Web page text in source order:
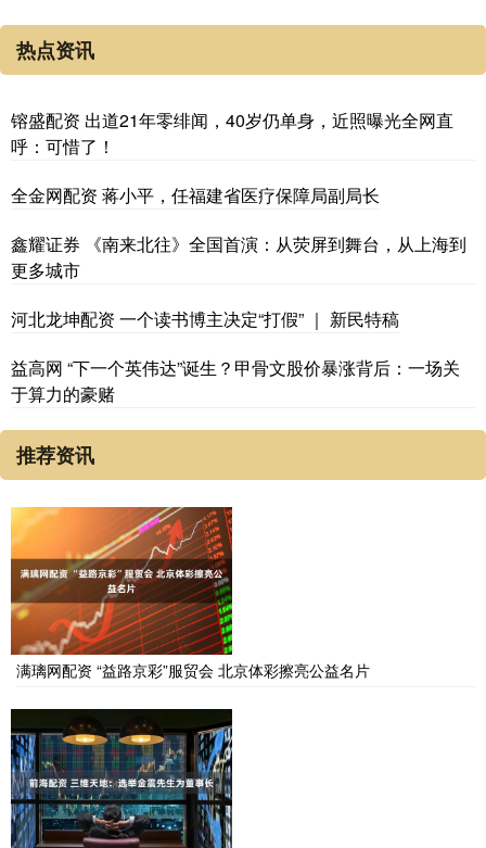
热点资讯
镕盛配资 出道21年零绯闻，40岁仍单身，近照曝光全网直
呼：可惜了！
全金网配资 蒋小平，任福建省医疗保障局副局长
鑫耀证券 《南来北往》全国首演：从荧屏到舞台，从上海到
更多城市
河北龙坤配资 一个读书博主决定“打假” ｜ 新民特稿
益高网 “下一个英伟达”诞生？甲骨文股价暴涨背后：一场关
于算力的豪赌
推荐资讯
满璃网配资 “益路京彩”服贸会 北京体彩擦亮公益名片